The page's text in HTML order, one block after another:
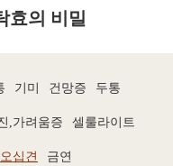
효의 비밀
기미 건망증 두통
,가려움증 셀룰라이트
오십견 금연